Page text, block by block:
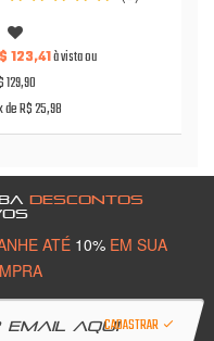
123,41à vista ou
129,90
de R$ 25,98
DESCONTOS
ATÉ 10%EM SUA
CADASTRAR